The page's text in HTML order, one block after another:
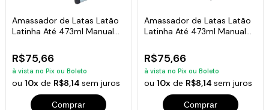
Amassador de Latas Latão
Latinha Até 473ml Manual
R$75,66
à vista no Pix ou Boleto
ou10x de R$8,14sem juros
Comprar
Amassador de Latas Latão
Latinha Até 473ml Manual
R$75,66
à vista no Pix ou Boleto
ou 10xde R$8,14 sem juros
Comprar